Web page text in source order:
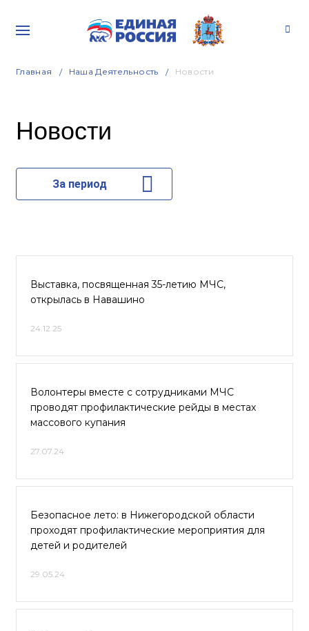
Главная Наша Деятельность Новости
Новости
За период
Выставка, посвященная 35-летию МЧС,
открылась в Навашино
24.12.25
Волонтеры вместе с сотрудниками МЧС
проводят профилактические рейды в местах
массового купания
27.07.24
Безопасное лето: в Нижегородской области
проходят профилактические мероприятия для
детей и родителей
29.05.24